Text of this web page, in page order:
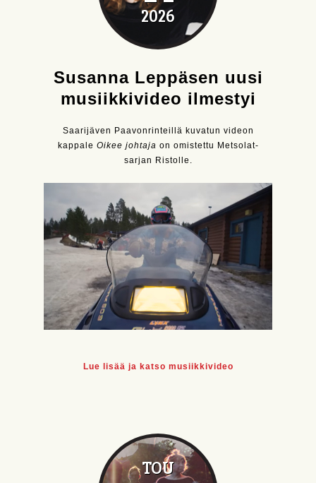
2026
Susanna Leppäsen uusi
musiikkivideo ilmestyi
Saarijäven Paavonrinteillä kuvatun videon
kappale Oikee johtaja on omistettu Metsolat-
sarjan Ristolle.
Lue lisää ja katso musiikkivideo
TOU